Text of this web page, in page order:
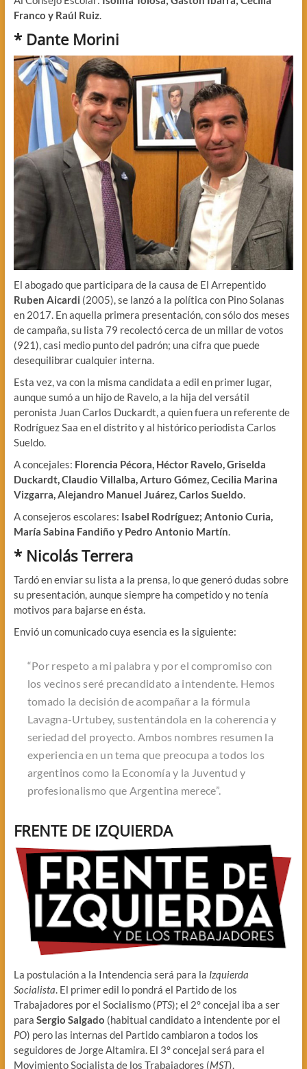
Franco y Raúl Ruiz.
* Dante Morini
El abogado que participara de la causa de El Arrepentido
Ruben Aicardi (2005), se lanzó a la política con Pino Solanas
en 2017. En aquella primera presentación, con sólo dos meses
de campaña, su lista 79 recolectó cerca de un millar de votos
(921), casi medio punto del padrón; una cifra que puede
desequilibrar cualquier interna.
Esta vez, va con la misma candidata a edil en primer lugar,
aunque sumó a un hijo de Ravelo, a la hija del versátil
peronista Juan Carlos Duckardt, a quien fuera un referente de
Rodríguez Saa en el distrito y al histórico periodista Carlos
Sueldo.
A concejales: Florencia Pécora, Héctor Ravelo, Griselda
Duckardt, Claudio Villalba, Arturo Gómez, Cecilia Marina
Vizgarra, Alejandro Manuel Juárez, Carlos Sueldo.
A consejeros escolares: Isabel Rodríguez; Antonio Curia,
María Sabina Fandiño y Pedro Antonio Martín.
* Nicolás Terrera
Tardó en enviar su lista a la prensa, lo que generó dudas sobre
su presentación, aunque siempre ha competido y no tenía
motivos para bajarse en ésta.
Envió un comunicado cuya esencia es la siguiente:
“Por respeto a mi palabra y por el compromiso con
los vecinos seré precandidato a intendente. Hemos
tomado la decisión de acompañar a la fórmula
Lavagna-Urtubey, sustentándola en la coherencia y
seriedad del proyecto. Ambos nombres resumen la
experiencia en un tema que preocupa a todos los
argentinos como la Economía y la Juventud y
profesionalismo que Argentina merece”.
FRENTE DE IZQUIERDA
La postulación a la Intendencia será para la Izquierda
Socialista. El primer edil lo pondrá el Partido de los
Trabajadores por el Socialismo (PTS); el 2° concejal iba a ser
para Sergio Salgado (habitual candidato a intendente por el
PO) pero las internas del Partido cambiaron a todos los
seguidores de Jorge Altamira. El 3° concejal será para el
Movimiento Socialista de los Trabajadores (MST).